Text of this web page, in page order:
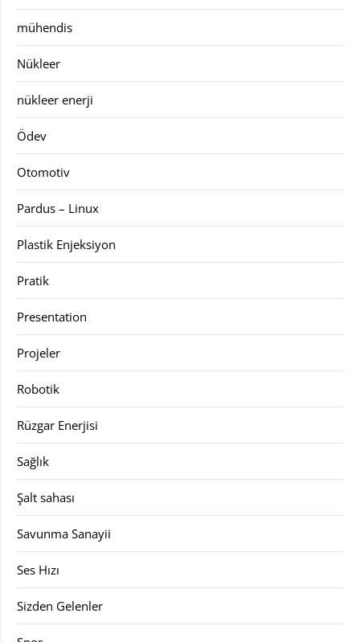
mühendis
Nükleer
nükleer enerji
Ödev
Otomotiv
Pardus – Linux
Plastik Enjeksiyon
Pratik
Presentation
Projeler
Robotik
Rüzgar Enerjisi
Sağlık
Şalt sahası
Savunma Sanayii
Ses Hızı
Sizden Gelenler